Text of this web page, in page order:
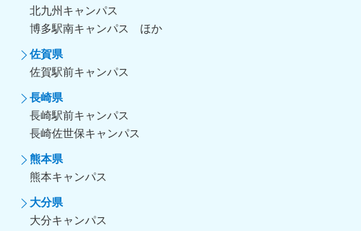
北九州キャンパス
博多駅南キャンパス
佐賀県
佐賀駅前キャンパス
長崎県
長崎駅前キャンパス
長崎佐世保キャンパス
熊本県
熊本キャンパス
大分県
大分キャンパス